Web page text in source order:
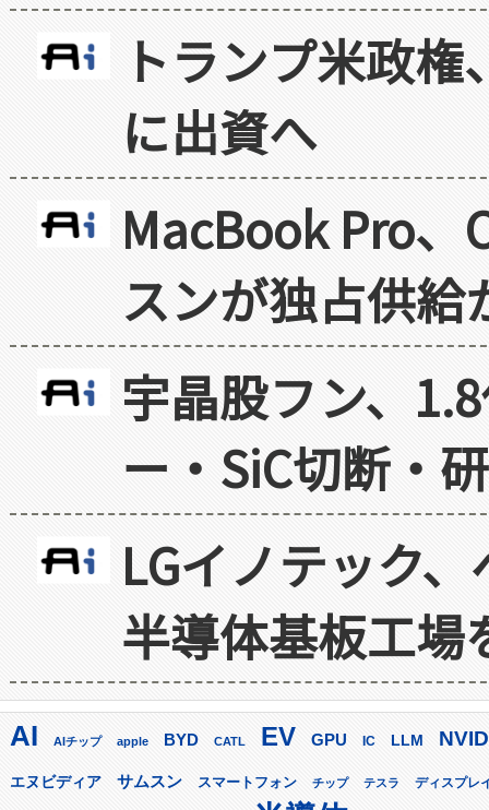
トランプ米政
に出資へ
MacBook Pro
スンが独占供給
宇晶股フン、
ー・SiC切断・
LGイノテック
半導体基板工場
AI AIチップ apple BYD CATL EV GPU IC LLM
エヌビディア サムスン スマートフォン チップ テスラ ディスプレ